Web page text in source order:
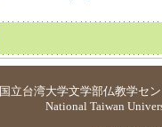
国立台湾大学文学部仏教学セ
National Taiwan